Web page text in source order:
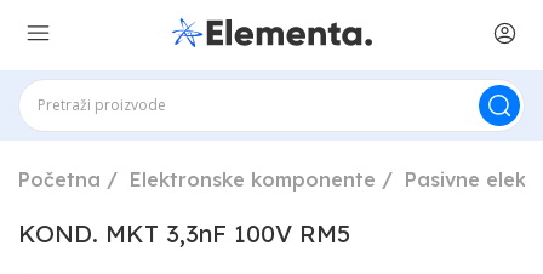
Početna Elektronske komponente Pasivne
KOND. MKT 3,3nF 100V RM5